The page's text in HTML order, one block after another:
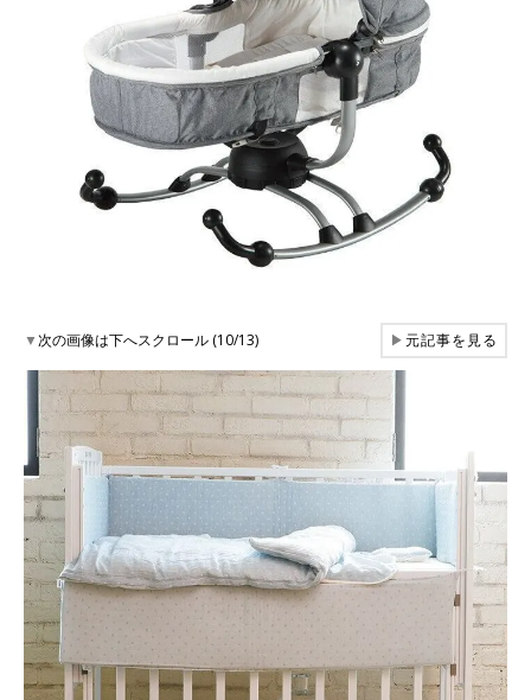
▼次の画像は下へスクロール (10/13) ▶元記事を見る